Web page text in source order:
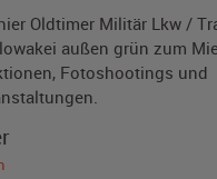
Oldtimer Militär Lkw /
außen grün zum
Fotoshootings und